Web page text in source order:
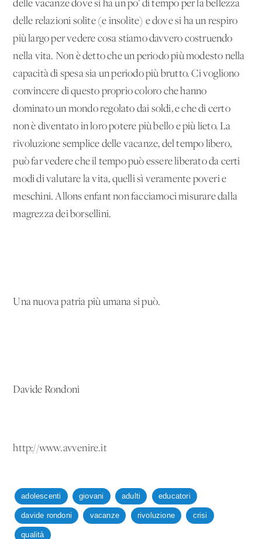
delle vacanze dove si ha un po’ di tempo per la bellezza
delle relazioni solite (e insolite) e dove si ha un respiro
più largo per vedere cosa stiamo davvero costruendo
nella vita. Non è detto che un periodo più modesto nella
capacità di spesa sia un periodo più brutto. Ci vogliono
convincere di questo proprio coloro che hanno
dominato un mondo regolato dai soldi, e che di certo
non è diventato in loro potere più bello e più lieto. La
rivoluzione semplice delle vacanze, del tempo libero,
può far vedere che il tempo può essere liberato da certi
modi di valutare la vita, quelli sì veramente poveri e
meschini. Allons enfant non facciamoci misurare dalla
magrezza dei borsellini.
Una nuova patria più umana si può.
Davide Rondoni
http://www.avvenire.it
adolescenti giovani adulti educatori
davide rondoni vacanze rivoluzione crisi
qualità